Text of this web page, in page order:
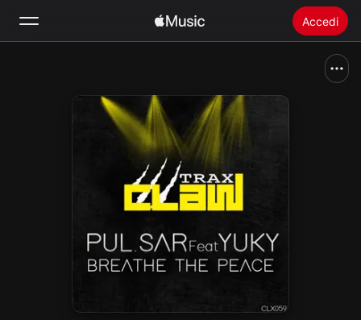
Accedi
Installare Apple Music